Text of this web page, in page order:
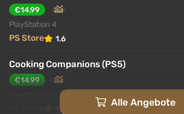
€14.99
PlayStation 4
PS Store 1.6
Cooking Companions (PS5)
€14.99
1.6
Alle Angebote